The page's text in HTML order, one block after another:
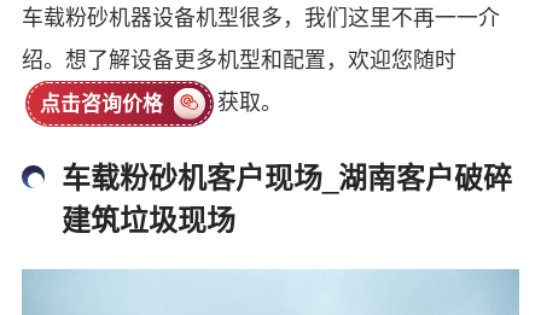
车载粉砂机器设备机型很多，我们这里不再一一介
绍。想了解设备更多机型和配置，欢迎您随时
点击咨询价格 获取。
车载粉砂机客户现场_湖南客户破碎
建筑垃圾现场